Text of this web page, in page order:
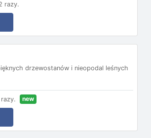
razy.
drzewostanów i nieopodal leśnych
new